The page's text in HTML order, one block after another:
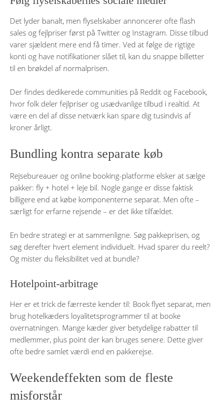
Det lyder banalt, men flyselskaber annoncerer ofte flash
sales og fejlpriser først på Twitter og Instagram. Disse tilbud
varer sjældent mere end få timer. Ved at følge de rigtige
konti og have notifikationer slået til, kan du snappe billetter
til en brøkdel af normalprisen.
Der findes dedikerede communities på Reddit og Facebook,
hvor folk deler fejlpriser og usædvanlige tilbud i realtid. At
være en del af disse netværk kan spare dig tusindvis af
kroner årligt.
Bundling kontra separate køb
Rejsebureauer og online booking-platforme elsker at sælge
pakker: fly + hotel + leje bil. Nogle gange er disse faktisk
billigere end at købe komponenterne separat. Men ofte –
særligt for erfarne rejsende – er det ikke tilfældet.
En bedre strategi er at sammenligne. Søg pakkeprisen, og
søg derefter hvert element individuelt. Hvad sparer du reelt?
Og mister du fleksibilitet ved at bundle?
Hotelpoint-arbitrage
Her er et trick de færreste kender til: Book flyet separat, men
brug hotelkæders loyalitetsprogrammer til at booke
overnatningen. Mange kæder giver betydelige rabatter til
medlemmer, plus point der kan bruges senere. Dette giver
ofte bedre samlet værdi end en pakkerejse.
Weekendeffekten som de fleste
misforstår